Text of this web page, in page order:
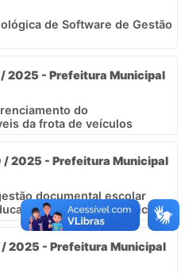
de Software de Gestão
2025 - Prefeitura Municipal
do
da frota de veículos
2025 - Prefeitura Municipal
documental escolar
da Rede Municipal
2025 - Prefeitura Municipal